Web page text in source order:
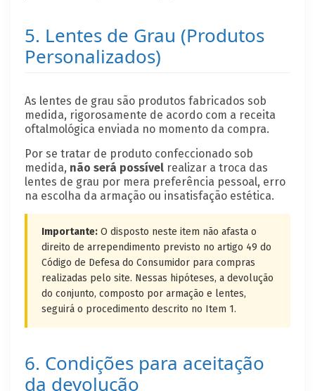
5. Lentes de Grau (Produtos
Personalizados)
As lentes de grau são produtos fabricados sob
medida, rigorosamente de acordo com a receita
oftalmológica enviada no momento da compra.
Por se tratar de produto confeccionado sob
medida, não será possível realizar a troca das
lentes de grau por mera preferência pessoal, erro
na escolha da armação ou insatisfação estética.
Importante: O disposto neste item não afasta o
direito de arrependimento previsto no artigo 49 do
Código de Defesa do Consumidor para compras
realizadas pelo site. Nessas hipóteses, a devolução
do conjunto, composto por armação e lentes,
seguirá o procedimento descrito no Item 1.
6. Condições para aceitação
da devolução